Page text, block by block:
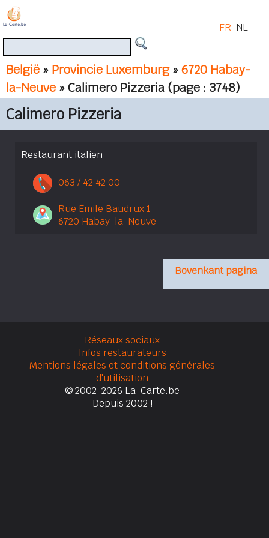
België » Provincie Luxemburg»6720 Habay-
la-Neuve » Calimero Pizzeria (page : 3748)
FR NL
Calimero Pizzeria
Restaurant italien
063 / 42 42 00
Rue Emile Baudrux 1
6720 Habay-la-Neuve
Bovenkant pagina
Réseaux sociaux
Infos restaurateurs
Mentions légales et conditions générales
d'utilisation
© 2002-2026 La-Carte.be
Depuis 2002 !